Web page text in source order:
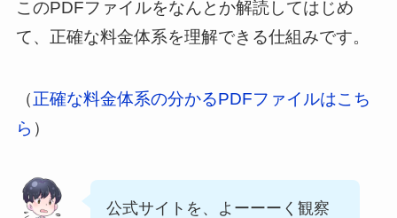
このPDFファイルをなんとか解読してはじめ
て、正確な料金体系を理解できる仕組みです。
（正確な料金体系の分かるPDFファイルはこち
ら ）
公式サイトを、よーーーく観察